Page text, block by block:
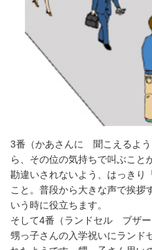
3番（かあさんに 聞こえるよ
ら、その位の気持ちで叫ぶこと
勘違いされないよう、はっきり
こと。普段から大きな声で挨拶
いう時に役立ちます。
そして4番（ランドセル ブザ
甥っ子さんの入学祝いにランド